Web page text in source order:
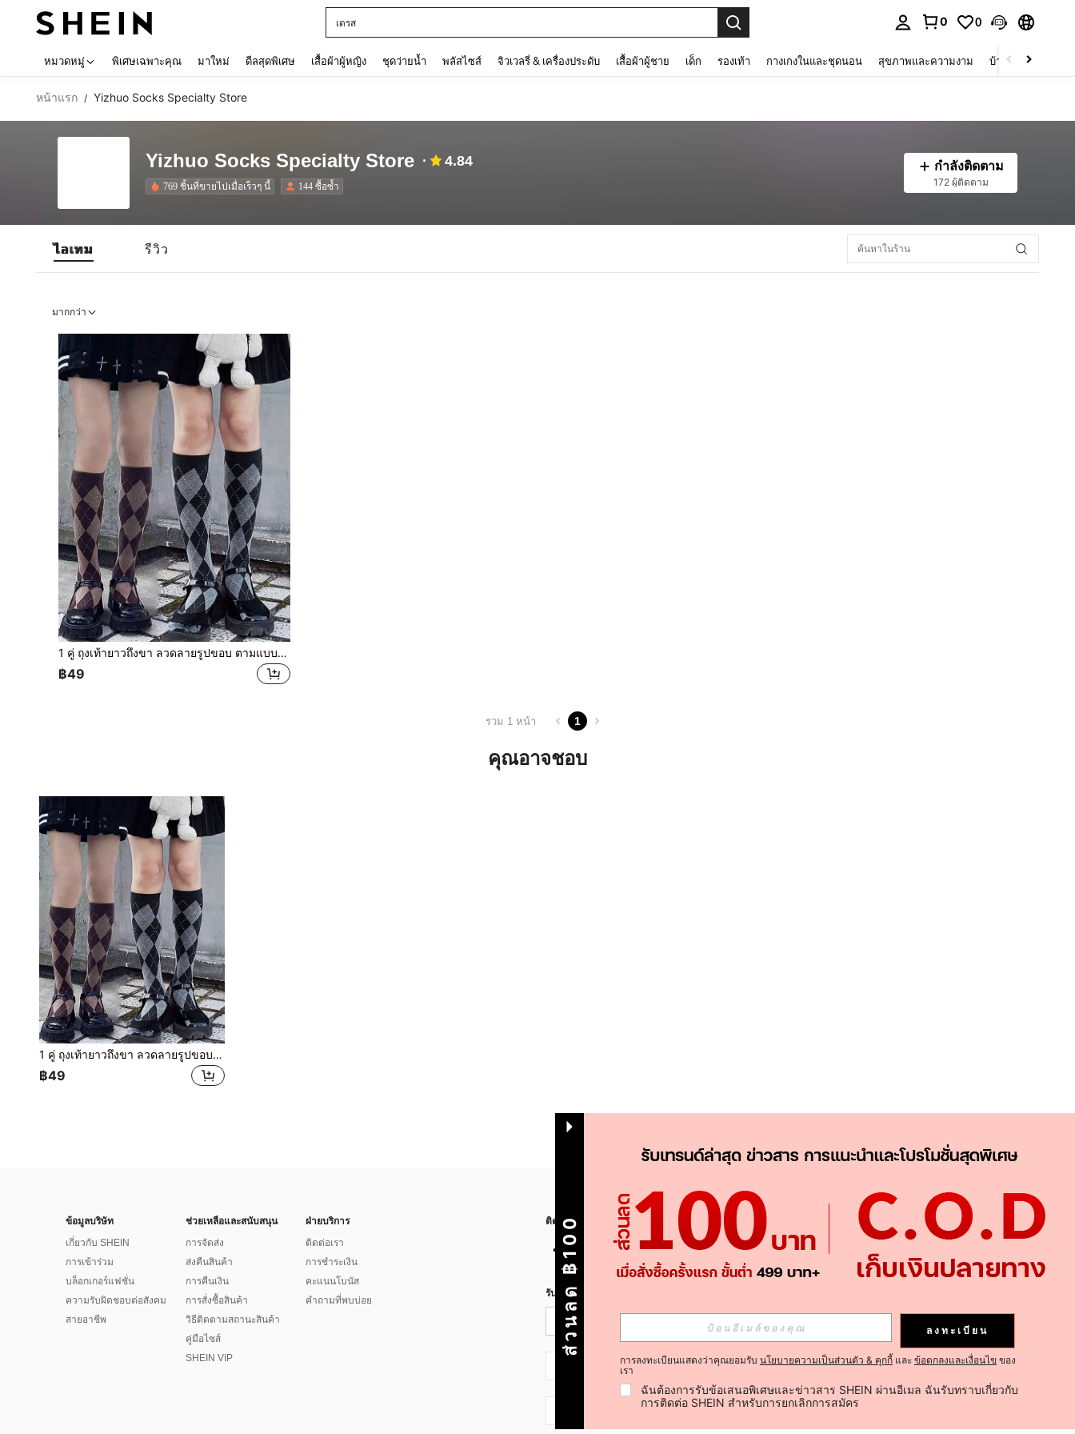
เดรส
0 0
หมวดหมู่ พิเศษเฉพาะคุณ มาใหม่ ดีลสุดพิเศษ เสื้อผ้าผู้หญิง ชุดว่ายน้ำ พลัสไซส์ จิวเวลรี่ & เครื่องประดับ เสื้อผ้าผู้ชาย เด็ก รองเท้า กางเกงในและชุดนอน สุขภาพและความงาม บ้านและที่อยู่อาศัย
หน้าแรก / Yizhuo Socks Specialty Store
Yizhuo Socks Specialty Store 4.84
769 ชิ้นที่ขายไปเมื่อเร็วๆ นี้ 144 ซื้อซ้ำ
กำลังติดตาม
172 ผู้ติดตาม
ไอเทม รีวิว
มากกว่า
1 คู่ ถุงเท้ายาวถึงขา ลวดลายรูปขอบ ตามแบบญี่ปุ่น สำหรับผู้หญิง อุปกรณ์เสริมขาฤดูใบไม้ร่วง
฿49
รวม 1 หน้า 1
คุณอาจชอบ
1 คู่ ถุงเท้ายาวถึงขา ลวดลายรูปขอบ ตามแบบญี่ปุ่น สำหรับผู้หญิง อุปกรณ์เสริมขาฤดูใบไม้ร่วง
฿49
ข้อมูลบริษัท
เกี่ยวกับ SHEIN
การเข้าร่วม
บล็อกเกอร์แฟชั่น
ความรับผิดชอบต่อสังคม
สายอาชีพ
ช่วยเหลือและสนับสนุน
การจัดส่ง
ส่งคืนสินค้า
การคืนเงิน
การสั่งซื้อสินค้า
วิธีติดตามสถานะสินค้า
คู่มือไซส์
SHEIN VIP
ฝ่ายบริการ
ติดต่อเรา
การชำระเงิน
คะแนนโบนัส
คำถามที่พบบ่อย
ติดตามเรา
รับข่าวสาร SHEIN
ติดตาม
ส่วนลด ฿100 ลงทะเบียน
การลงทะเบียนแสดงว่าคุณยอมรับ นโยบายความเป็นส่วนตัว & คุกกี้ และ ข้อตกลงและเงื่อนไข ของ
เรา
ฉันต้องการรับข้อเสนอพิเศษและข่าวสาร SHEIN ผ่านอีเมล ฉันรับทราบเกี่ยวกับ
การติดต่อ SHEIN สำหรับการยกเลิกการสมัคร